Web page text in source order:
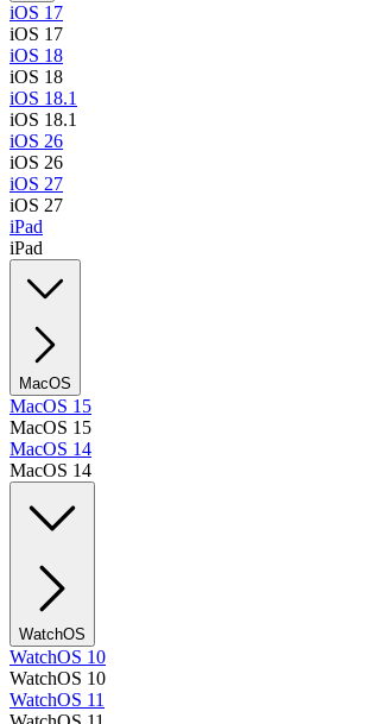
iOS 17
iOS 17
iOS 18
iOS 18
iOS 18.1
iOS 18.1
iOS 26
iOS 26
iOS 27
iOS 27
iPad
iPad
MacOS
MacOS 15
MacOS 15
MacOS 14
MacOS 14
WatchOS
WatchOS 10
WatchOS 10
WatchOS 11